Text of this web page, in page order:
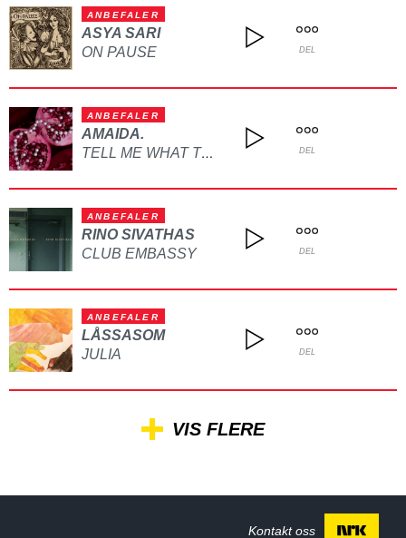
ANBEFALER
ASYA SARI
ON PAUSE
DEL
ANBEFALER
AMAIDA.
TELL ME WHAT TO DO DEL
ANBEFALER
RINO SIVATHAS
CLUB EMBASSY
DEL
ANBEFALER
LÅSSASOM
JULIA
DEL
VIS FLERE
Kontakt oss